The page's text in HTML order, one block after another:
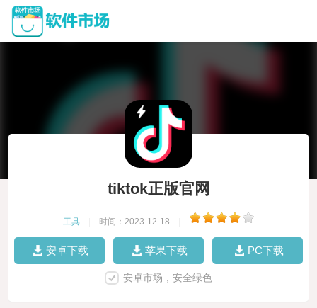
tiktok正版官网
工具 时间：2023-12-18
安卓下载 苹果下载 PC下载
安卓市场，安全绿色